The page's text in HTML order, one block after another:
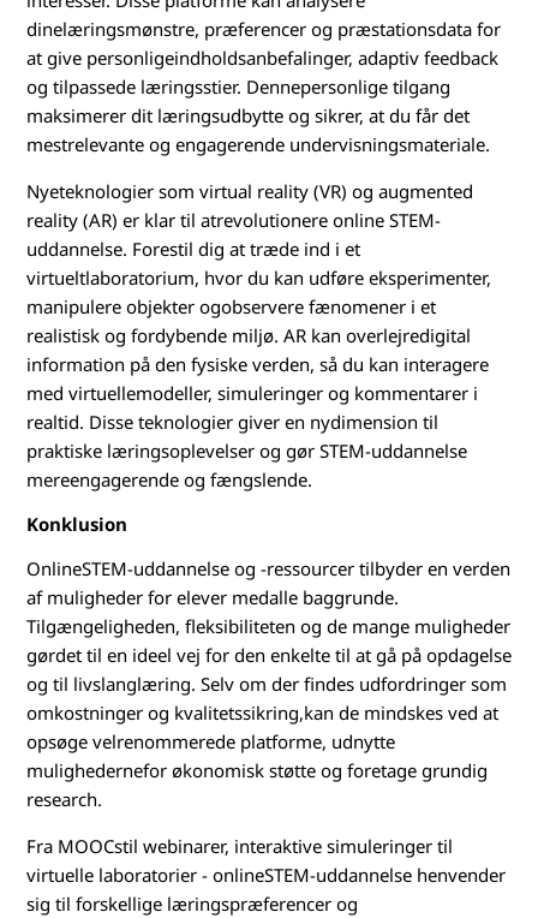
dinelæringsmønstre, præferencer og præstationsdata for
at give personligeindholdsanbefalinger, adaptiv feedback
og tilpassede læringsstier. Dennepersonlige tilgang
maksimerer dit læringsudbytte og sikrer, at du får det
mestrelevante og engagerende undervisningsmateriale.
Nyeteknologier som virtual reality (VR) og augmented
reality (AR) er klar til atrevolutionere online STEM-
uddannelse. Forestil dig at træde ind i et
virtueltlaboratorium, hvor du kan udføre eksperimenter,
manipulere objekter ogobservere fænomener i et
realistisk og fordybende miljø. AR kan overlejredigital
information på den fysiske verden, så du kan interagere
med virtuellemodeller, simuleringer og kommentarer i
realtid. Disse teknologier giver en nydimension til
praktiske læringsoplevelser og gør STEM-uddannelse
mereengagerende og fængslende.
Konklusion
OnlineSTEM-uddannelse og -ressourcer tilbyder en verden
af muligheder for elever medalle baggrunde.
Tilgængeligheden, fleksibiliteten og de mange muligheder
gørdet til en ideel vej for den enkelte til at gå på opdagelse
og til livslanglæring. Selv om der findes udfordringer som
omkostninger og kvalitetssikring,kan de mindskes ved at
opsøge velrenommerede platforme, udnytte
mulighedernefor økonomisk støtte og foretage grundig
research.
Fra MOOCstil webinarer, interaktive simuleringer til
virtuelle laboratorier - onlineSTEM-uddannelse henvender
sig til forskellige læringspræferencer og